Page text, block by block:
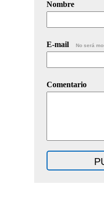
Nombre
E-mail No será
Comentario